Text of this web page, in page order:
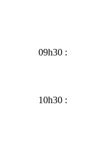
09h30 :
10h30 :